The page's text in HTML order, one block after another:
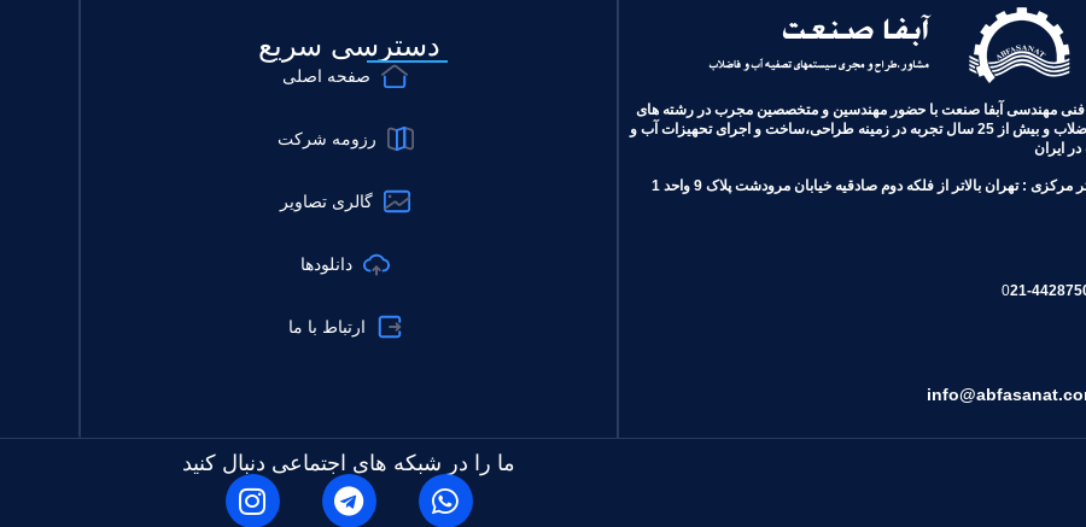
خدمات سئو طراحی سایت طراحی گرافیک
طراحی سایت وودمارت پلاس 5 طراحی سایت
طراحی سایت وودمارت پلاس 4
مهندسی آبفا صنعت با حضور مهندسین و متخصصین مجرب در رشته های
آب و فاضلاب و بیش از 25 سال تجربه در زمینه طراحی،ساخت و اجرای تحهیزات آب و
ایران
ر مرکزی : تهران بالاتر از فلکه دوم صادقیه خیابان مرودشت پلاک 9 و احد
021-4428
info@abfasanat
دسترسی سریع
صفحه اصلی
رزومه شرکت
گالری تصاویر
دانلودها
ارتباط با ما
ما را در شبکه های اجتماعی دنبال کنید